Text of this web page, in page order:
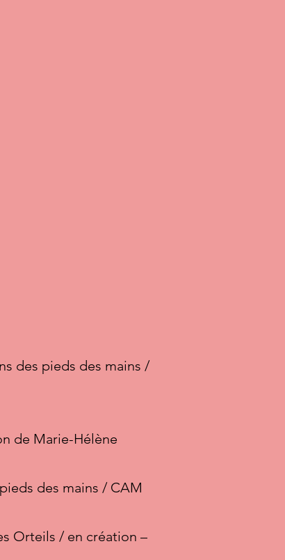
des pieds des mains /
de Marie-Hélène
des mains / CAM
Orteils / en création –